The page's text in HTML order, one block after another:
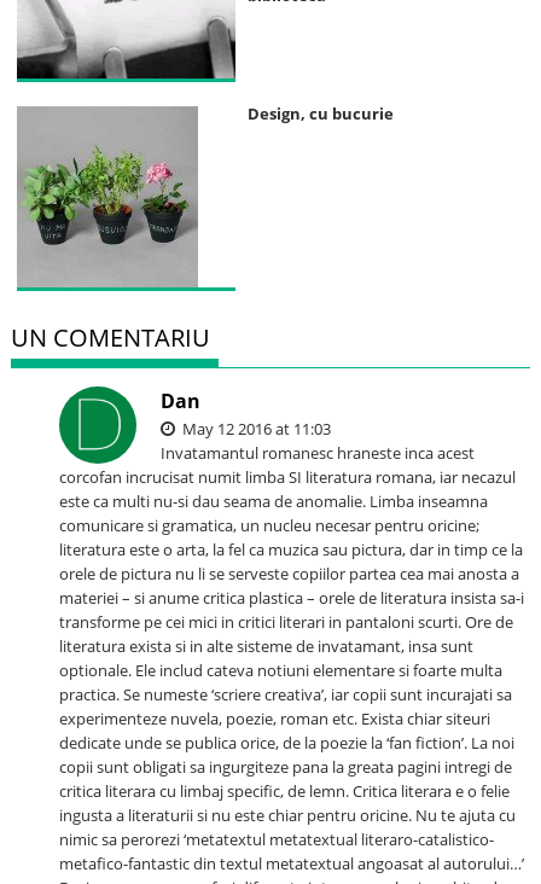
Design, cu bucurie
UN COMENTARIU
Dan
May 12 2016 at 11:03
Invatamantul romanesc hraneste inca acest
corcofan incrucisat numit limba SI literatura romana, iar necazul
este ca multi nu-si dau seama de anomalie. Limba inseamna
comunicare si gramatica, un nucleu necesar pentru oricine;
literatura este o arta, la fel ca muzica sau pictura, dar in timp ce la
orele de pictura nu li se serveste copiilor partea cea mai anosta a
materiei – si anume critica plastica – orele de literatura insista sa-i
transforme pe cei mici in critici literari in pantaloni scurti. Ore de
literatura exista si in alte sisteme de invatamant, insa sunt
optionale. Ele includ cateva notiuni elementare si foarte multa
practica. Se numeste ‘scriere creativa’, iar copii sunt incurajati sa
experimenteze nuvela, poezie, roman etc. Exista chiar siteuri
dedicate unde se publica orice, de la poezie la ‘fan fiction’. La noi
copii sunt obligati sa ingurgiteze pana la greata pagini intregi de
critica literara cu limbaj specific, de lemn. Critica literara e o felie
ingusta a literaturii si nu este chiar pentru oricine. Nu te ajuta cu
nimic sa perorezi ‘metatextul metatextual literaro-catalistico-
metafico-fantastic din textul metatextual angoasat al autorului…’